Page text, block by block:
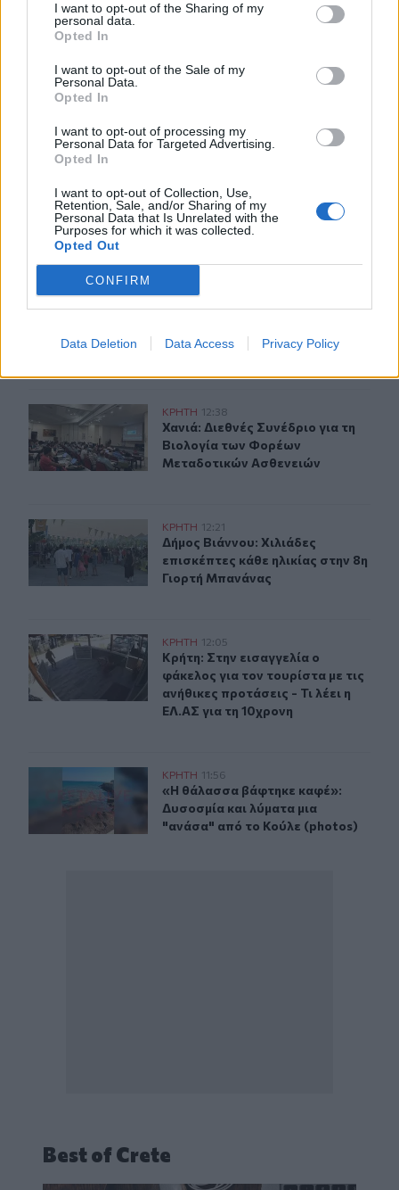
I want to opt-out of the Sharing of my
personal data.
Opted In
I want to opt-out of the Sale of my
Personal Data.
Opted In
I want to opt-out of processing my
Personal Data for Targeted Advertising.
Opted In
I want to opt-out of Collection, Use,
Retention, Sale, and/or Sharing of my
Personal Data that Is Unrelated with the
Purposes for which it was collected.
Opted Out
CONFIRM
Data Deletion Data Access Privacy Policy
ΠΕΡΙΣΣΟΤΕΡΑ
ΣΧΕΤΙΚA AΡΘΡΑ
Νέες ειδικότητες στη Σχολή Ανώτερης
Νέες ειδικότητες στη Σχολή
Νέες ειδικότητες στη Σχολή
Ανώτερης Επαγγελματικής
Κατάρτισης Χανίων
Κάλεσα σε σύσκεψη για το πρώην Λατομείο Ανώπολης
ΚΡΗΤΗ
Κάλεσα σε σύσκεψη για το πρώην
Κάλεσα σε σύσκεψη για το
Χανιά: Διεθνές Συνέδριο για τη Βιολογία των Φορέων
ΚΡΗΤΗ 12:38
Χανιά: Διεθνές Συνέδριο για τη
Χανιά: Διεθνές Συνέδριο για τη
Βιολογία των Φορέων
Μεταδοτικών Ασθενειών
Δήμος Βιάννου: Χιλιάδες επισκέπτες κάθε ηλικίας
ΚΡΗΤΗ 12:21
Δήμος Βιάννου: Χιλιάδες
Δήμος Βιάννου: Χιλιάδες
επισκέπτες κάθε ηλικίας στην 8η
Γιορτή Μπανάνας
Κρήτη: Στην εισαγγελία ο φάκελος για τον τουρίστα με
ΚΡΗΤΗ 12:05
Κρήτη: Στην εισαγγελία ο φάκελος
Κρήτη: Στην εισαγγελία ο
φάκελος για τον τουρίστα με τις
ανήθικες προτάσεις - Τι λέει η
ΕΛ.ΑΣ για τη 10χρονη
Ηράκλειο: Δυσοσμία και λύματα μια "ανάσα" από το
ΚΡΗΤΗ 11:56
«Η θάλασσα βάφτηκε καφέ»:
«Η θάλασσα βάφτηκε καφέ»:
Δυσοσμία και λύματα μια
"ανάσα" από το Κούλε (photos)
Best of Crete